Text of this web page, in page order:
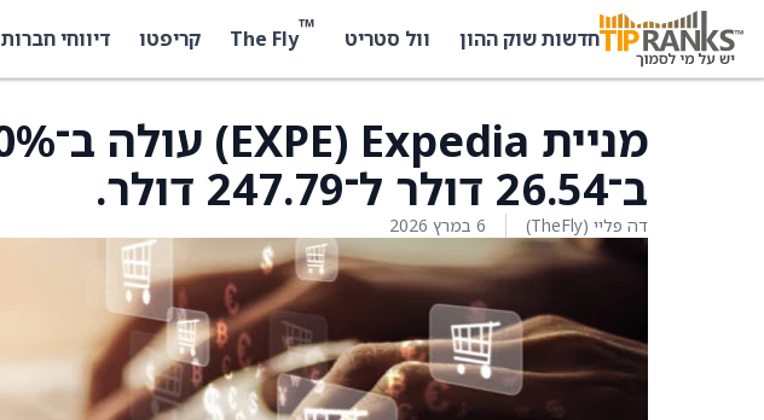
חדשות שוק ההון וול סטריט ™
The Fly קריפטו דיווחי חברות
ב־26.54 דולר ל־247.79 דולר.
דה פליי (TheFly) 6 במרץ 2026